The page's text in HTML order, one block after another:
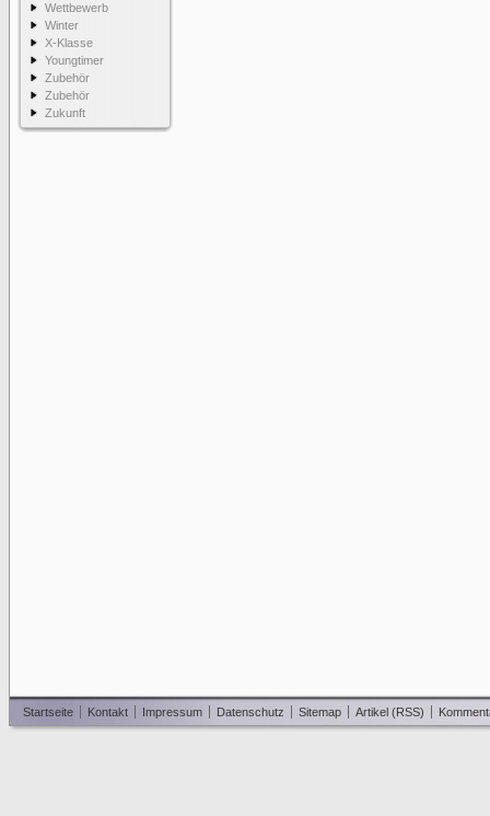
Wettbewerb
Winter
X-Klasse
Youngtimer
Zubehör
Zubehör
Zukunft
Startseite Kontakt Impressum Datenschutz Sitemap Artikel (RSS)